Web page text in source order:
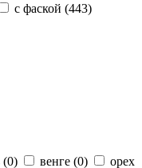
с фаской (443)
(0) венге (0)
орех